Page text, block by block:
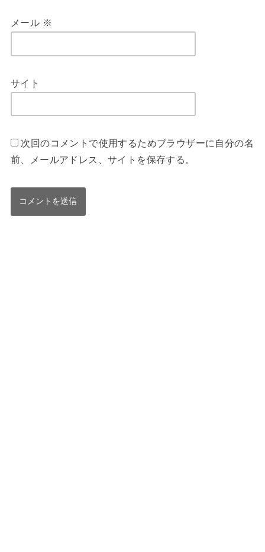
メール ※
サイト
次回のコメントで使用するためブラウザーに自分の名
前、メールアドレス、サイトを保存する。